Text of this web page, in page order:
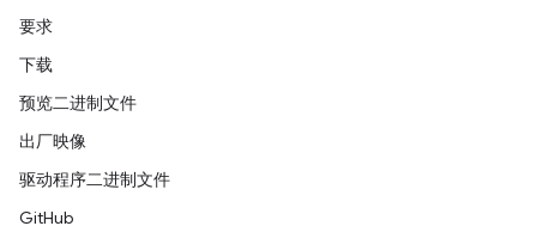
要求
下载
预览二进制文件
出厂映像
驱动程序二进制文件
GitHub